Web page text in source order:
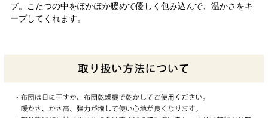
プ。こたつの中をぽかぽか暖めて優しく包み込んで、温かさをキ
ープしてくれます。